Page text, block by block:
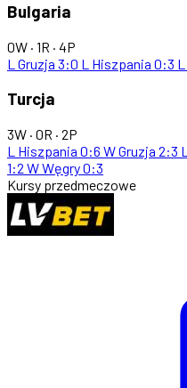
Bulgaria
0W · 1R · 4P
L Gruzja 3:0 L Hiszpania 0:3 L
Turcja
3W · 0R · 2P
L Hiszpania 0:6 WGruzja 2:3 L
1:2 WWęgry0:3
Kursy przedmeczowe